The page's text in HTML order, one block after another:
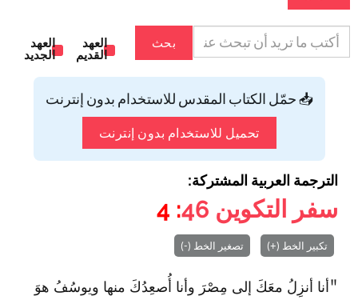
بحث
العهد
القديم
العهد
الجديد
📥 حمّل الكتاب المقدس للاستخدام بدون إنترنت
تحميل للاستخدام بدون إنترنت
الترجمة العربية المشتركة:
سفر التكوين 46
: 4
تكبير الخط (+) تصغير الخط (-)
"أنا أنزِلُ معَكَ إلى مِصْرَ وأنا أُصعِدُكَ منها ويوسُفُ هوَ